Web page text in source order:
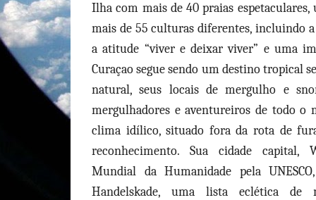
Ilha com mais de 40 praias
mais de 55 culturas diferentes, incluindo
a atitude “viver e deixar viver” e uma
Curaçao segue sendo um destino tropical
natural, seus locais de mergulho e
mergulhadores e aventureiros de todo o
clima idílico, situado fora da rota de
reconhecimento. Sua cidade capital,
Mundial da Humanidade pela
Handelskade, uma lista eclética de